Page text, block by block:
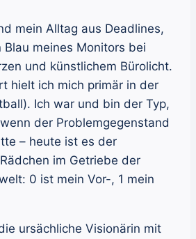
mein Alltag aus Deadlines,
meines Monitors bei
und künstlichem Bürolicht.
hielt ich mich primär in der
Ich war und bin der Typ,
der Problemgegenstand
– heute ist es der
im Getriebe der
0 ist mein Vor-, 1 mein
ursächliche Visionärin mit